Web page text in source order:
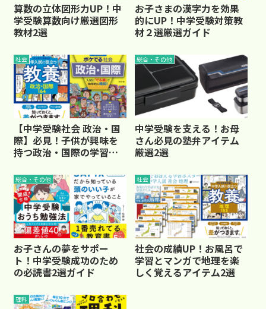
算数の立体図形力UP！中
学受験算数向け厳選図形
教材2選
お子さまの漢字力を効果
的にUP！中学受験対策教
材２選厳選ガイド
社会
【中学受験社会 政治・国
際】必見！子供が興味を
持つ政治・国際の学習書2
総合・その他
中学受験を支える！お母
さん必見の塾弁アイテム
厳選2選
総合・その他
お子さんの夢をサポー
ト！中学受験成功のため
の必読書2選ガイド
社会
社会の成績UP！お風呂で
学習とマンガで地理を楽
しく覚えるアイテム2選
理科